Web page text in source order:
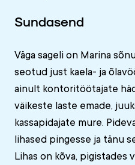
Sundasend
Väga sageli on Marina
seotud just kaela- ja
ainult kontoritöötajate
väikeste laste emade,
kassapidajate mure.
lihased pingesse ja tänu
Lihas on kõva, pigistades